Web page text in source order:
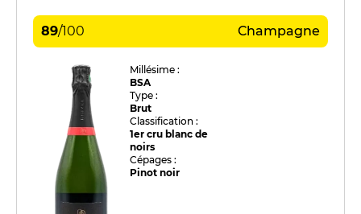
89/100 Champagne
Millésime :
BSA
Type :
Brut
Classification :
1er cru blanc de
noirs
Cépages :
Pinot noir